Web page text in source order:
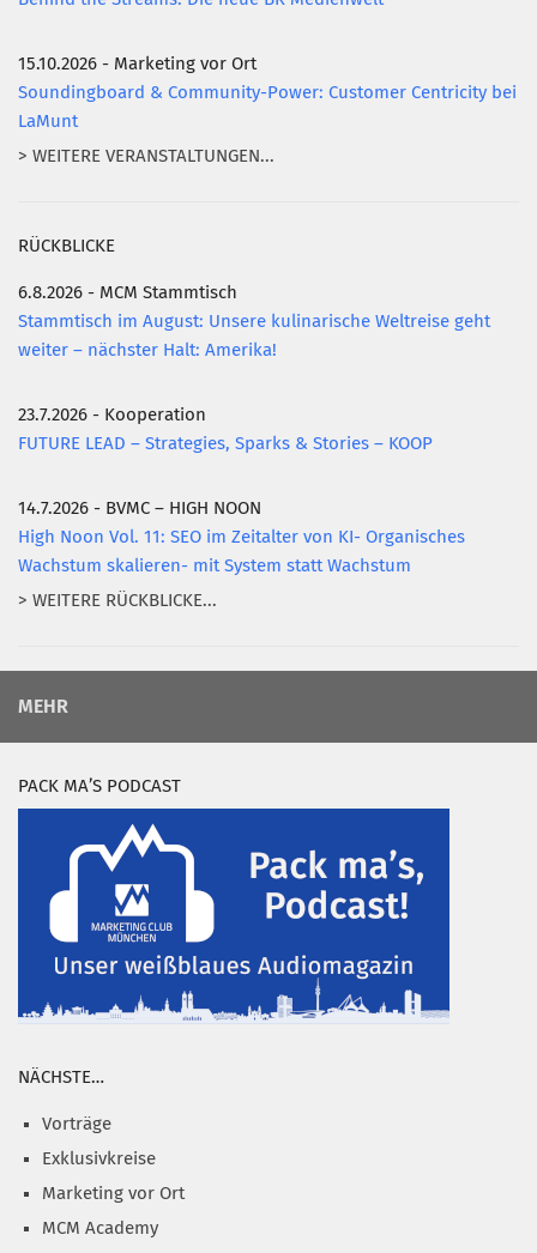
15.10.2026 - Marketing vor Ort
Soundingboard & Community-Power: Customer Centricity bei
LaMunt
> WEITERE VERANSTALTUNGEN...
RÜCKBLICKE
6.8.2026 - MCM Stammtisch
Stammtisch im August: Unsere kulinarische Weltreise geht
weiter – nächster Halt: Amerika!
23.7.2026 - Kooperation
FUTURE LEAD – Strategies, Sparks & Stories – KOOP
14.7.2026 - BVMC – HIGH NOON
High Noon Vol. 11: SEO im Zeitalter von KI- Organisches
Wachstum skalieren- mit System statt Wachstum
> WEITERE RÜCKBLICKE...
MEHR
PACK MA’S PODCAST
NÄCHSTE…
Vorträge
Exklusivkreise
Marketing vor Ort
MCM Academy